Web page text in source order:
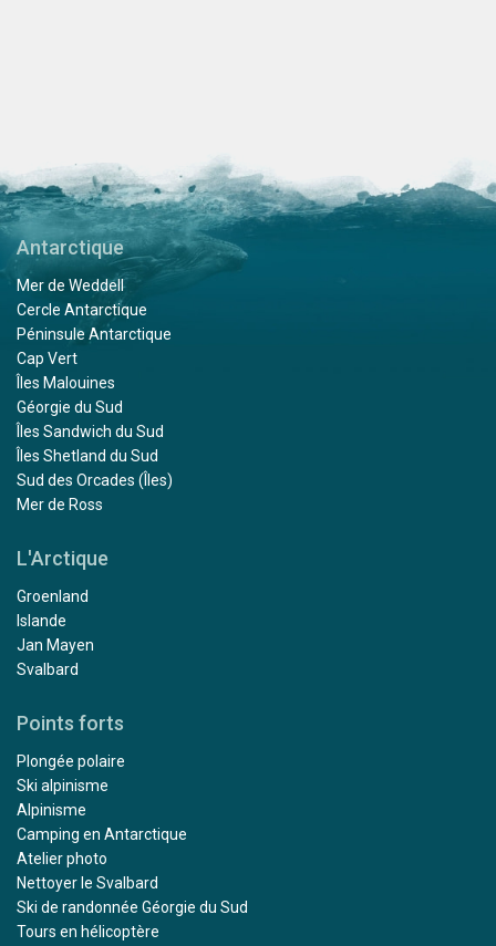
Antarctique
Mer de Weddell
Cercle Antarctique
Péninsule Antarctique
Cap Vert
Îles Malouines
Géorgie du Sud
Îles Sandwich du Sud
Îles Shetland du Sud
Sud des Orcades (Îles)
Mer de Ross
L'Arctique
Groenland
Islande
Jan Mayen
Svalbard
Points forts
Plongée polaire
Ski alpinisme
Alpinisme
Camping en Antarctique
Atelier photo
Nettoyer le Svalbard
Ski de randonnée Géorgie du Sud
Tours en hélicoptère